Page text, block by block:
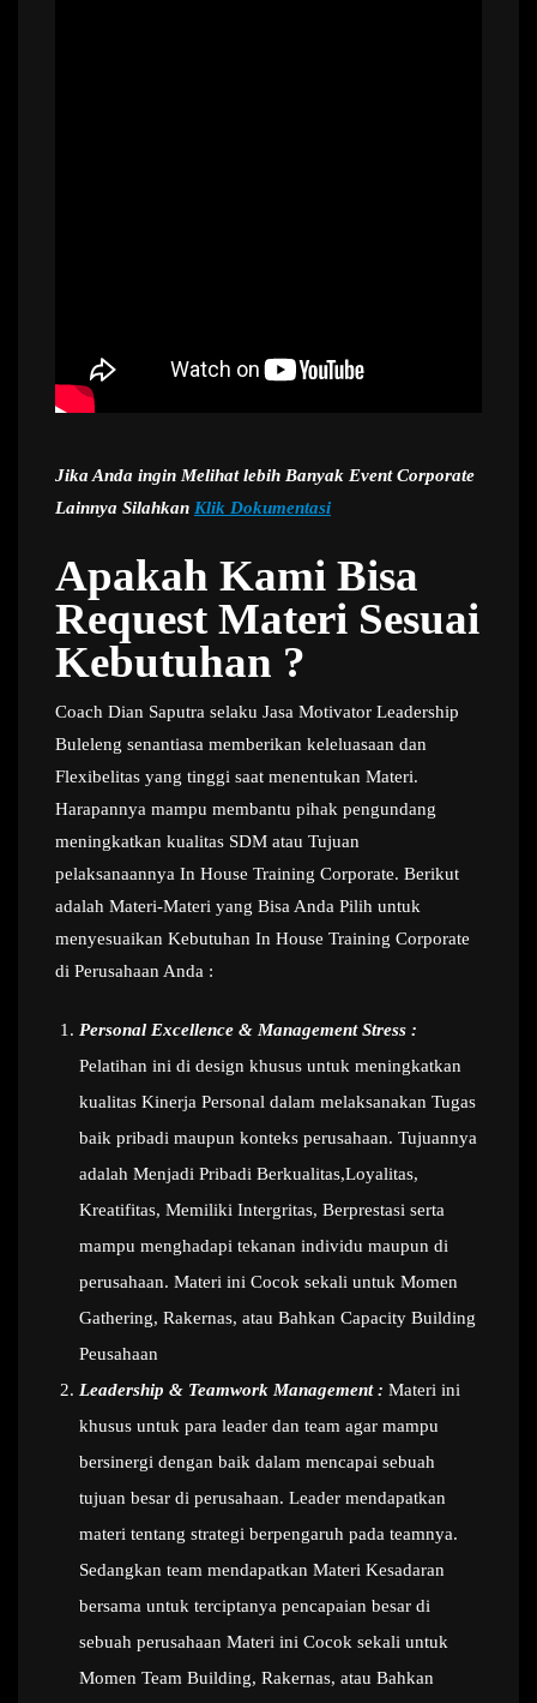
Jika Anda ingin Melihat lebih Banyak Event Corporate
Lainnya Silahkan Klik Dokumentasi
Apakah Kami Bisa
Request Materi Sesuai
Kebutuhan ?
Coach Dian Saputra selaku Jasa Motivator Leadership
Buleleng senantiasa memberikan keleluasaan dan
Flexibelitas yang tinggi saat menentukan Materi.
Harapannya mampu membantu pihak pengundang
meningkatkan kualitas SDM atau Tujuan
pelaksanaannya In House Training Corporate. Berikut
adalah Materi-Materi yang Bisa Anda Pilih untuk
menyesuaikan Kebutuhan In House Training Corporate
di Perusahaan Anda :
Personal Excellence & Management Stress :
Pelatihan ini di design khusus untuk meningkatkan
kualitas Kinerja Personal dalam melaksanakan Tugas
baik pribadi maupun konteks perusahaan. Tujuannya
adalah Menjadi Pribadi Berkualitas,Loyalitas,
Kreatifitas, Memiliki Intergritas, Berprestasi serta
mampu menghadapi tekanan individu maupun di
perusahaan. Materi ini Cocok sekali untuk Momen
Gathering, Rakernas, atau Bahkan Capacity Building
Peusahaan
Leadership & Teamwork Management : Materi ini
khusus untuk para leader dan team agar mampu
bersinergi dengan baik dalam mencapai sebuah
tujuan besar di perusahaan. Leader mendapatkan
materi tentang strategi berpengaruh pada teamnya.
Sedangkan team mendapatkan Materi Kesadaran
bersama untuk terciptanya pencapaian besar di
sebuah perusahaan Materi ini Cocok sekali untuk
Momen Team Building, Rakernas, atau Bahkan